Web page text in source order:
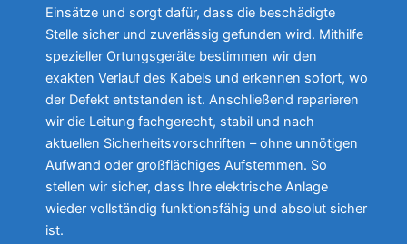
Einsätze und sorgt dafür, dass die beschädigte
Stelle sicher und zuverlässig gefunden wird. Mithilfe
spezieller Ortungsgeräte bestimmen wir den
exakten Verlauf des Kabels und erkennen sofort, wo
der Defekt entstanden ist. Anschließend reparieren
wir die Leitung fachgerecht, stabil und nach
aktuellen Sicherheitsvorschriften – ohne unnötigen
Aufwand oder großflächiges Aufstemmen. So
stellen wir sicher, dass Ihre elektrische Anlage
wieder vollständig funktionsfähig und absolut sicher
ist.